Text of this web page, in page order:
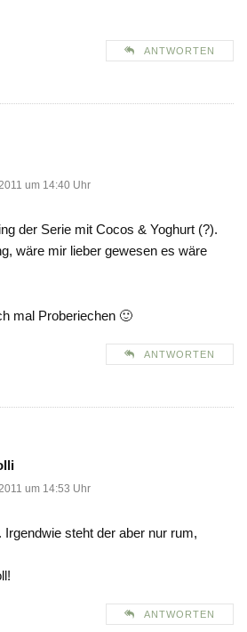
ANTWORTEN
um 14:40 Uhr
der Serie mit Cocos & Yoghurt (?).
wäre mir lieber gewesen es wäre
mal Proberiechen 🙂
ANTWORTEN
um 14:53 Uhr
Irgendwie steht der aber nur rum,
ANTWORTEN